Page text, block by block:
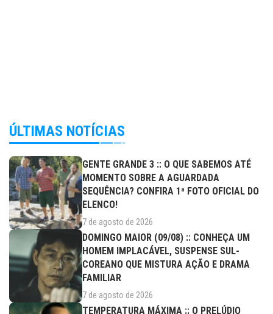
ÚLTIMAS NOTÍCIAS
GENTE GRANDE 3 :: O QUE SABEMOS ATÉ
MOMENTO SOBRE A AGUARDADA
SEQUÊNCIA? CONFIRA 1ª FOTO OFICIAL DO
ELENCO!
7 de agosto de 2026
DOMINGO MAIOR (09/08) :: CONHEÇA UM
HOMEM IMPLACÁVEL, SUSPENSE SUL-
COREANO QUE MISTURA AÇÃO E DRAMA
FAMILIAR
7 de agosto de 2026
TEMPERATURA MÁXIMA :: O PRELÚDIO